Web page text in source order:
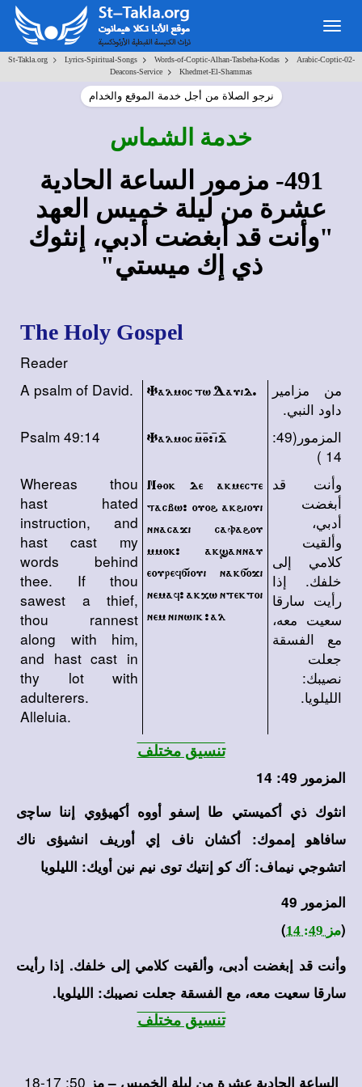
St-Takla.org> Lyrics-Spiritual-Songs> Words-of-Coptic-Alhan-Tasbeha-Kodas>
Arabic-Coptic-02-
Deacons-Service
> Khedmet-El-Shammas
نرجو الصلاة من أجل خدمة الموقع والخدام
خدمة الشماس
491- مزمور الساعة الحادية
عشرة من ليلة خميس العهد
"وأنت قد أبغضت أدبي، إنثوك
ذي إك ميستي"
The Holy Gospel
Reader
A psalm of David.
Yalmoc tw Dauid.
من مزامير
داود النبي.
Psalm 49:14
Yalmoc m/q/> i/d/
المزمور(49:
14 )
Whereas thou
hast hated
instruction, and
hast cast my
words behind
thee. If thou
sawest a thief,
thou rannest
along with him,
and hast cast in
thy lot with
adulterers.
Alleluia.
Nqok de akmecte
tacbw> ouo\ ak\ioui
nnacaji cava\ou
mmok> ak]annau
eourefsioui naksoji
nemaf> akxw ntektoi
nem ninwik > al
وأنت قد
أبغضت
أدبي،
وألقيت
كلامي إلى
خلفك. إذا
رأيت سارقا
سعيت معه،
مع الفسقة
جعلت
نصيبك:
الليلويا.
تنسيق مختلف
المزمور 49: 14
انثوك ذي أكميستي طا إسفو أووه أكهيؤوي إننا ساﭼى
سافاهو إمموك: أكشان ناف إي أوريف انشيؤى ناك
اتشوجي نيماف: آك كو إنتيك توى نيم نين أويك: الليلويا
المزمور 49
(مز 49: 14
)
وأنت قد إبغضت أدبى، وألقيت كلامي إلى خلفك. إذا رأيت
سارقا سعيت معه، مع الفسقة جعلت نصيبك: الليلويا.
تنسيق مختلف
الساعة الحادية عشرة من ليلة الخميس – مز 50:
17-18